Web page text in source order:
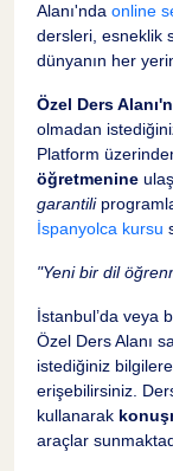
Alanı'nda online
dersleri, esneklik
dünyanın her
Özel Ders
olmadan
Platform
öğretmenine
garantili
İspanyolca kursu
"Yeni bir dil
İstanbul’da veya
Özel Ders Alanı
istediğiniz
erişebilirsiniz.
kullanarak
araçlar